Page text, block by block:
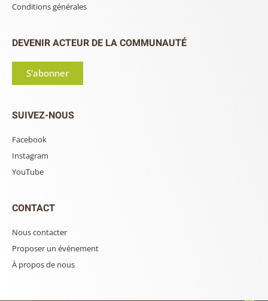
Conditions générales
DEVENIR ACTEUR DE LA COMMUNAUTÉ
S'abonner
SUIVEZ-NOUS
Facebook
Instagram
YouTube
CONTACT
Nous contacter
Proposer un événement
À propos de nous